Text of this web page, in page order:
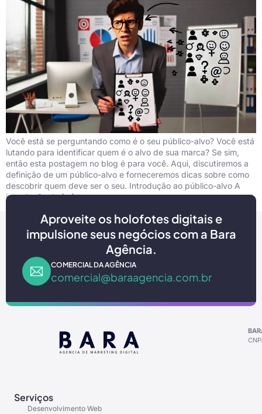
Você está se perguntando como é o seu público-alvo? Você está
lutando para identificar quem é o alvo de sua marca? Se sim,
então esta postagem no blog é para você. Aqui, discutiremos a
definição de um público-alvo e forneceremos dicas sobre como
descobrir quem deve ser o seu. Introdução ao público-alvo A
introdução do […]
Aproveite os holofotes digitais e
impulsione seus negócios com a Bara
Agência.
COMERCIAL DA AGÊNCIA
comercial@baraagencia.com.br
Serviços
Desenvolvimento Web